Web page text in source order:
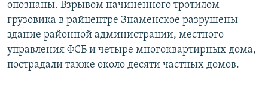
опознаны. Взрывом начиненного тротилом
грузовика в райцентре Знаменское разрушены
здание районной администрации, местного
управления ФСБ и четыре многоквартирных дома,
пострадали также около десяти частных домов.